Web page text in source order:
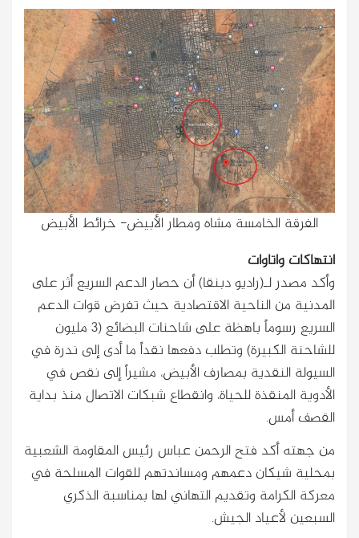
الفرقة الخامسة مشاه ومطار الأبيض- خرائط الأبيض
انتهاكات واتاوات
وأكد مصدر لـ(راديو دبنقا) أن حصار الدعم السريع أثر على
المدنية من الناحية الاقتصادية حيث تفرض قوات الدعم
السريع رسوماً باهظة على شاحنات البضائع (3 مليون
للشاحنة الكبيرة) وتطلب دفعها نقداً ما أدى إلى ندرة في
السيولة النقدية بمصارف الأبيض، مشيراً إلى نقص في
الأدوية المنقذة للحياة، وانقطاع شبكات الاتصال منذ بداية
القصف أمس.
من جهته أكد فتح الرحمن عباس رئيس المقاومة الشعبية
بمحلية شيكان دعمهم ومساندتهم للقوات المسلحة في
معركة الكرامة وتقديم التهاني لها بمناسبة الذكري
السبعين لأعياد الجيش.